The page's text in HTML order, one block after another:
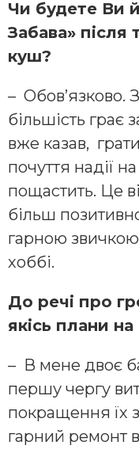
Чи будете Ви
Забава» після
куш?
– Обов’язково.
більшість грає
вже казав,
почуття надії
пощастить. Це
більш
гарною
хоббі.
До речі про
якісь плани
– В мене двоє
першу чергу
покращення їх
гарний ремонт